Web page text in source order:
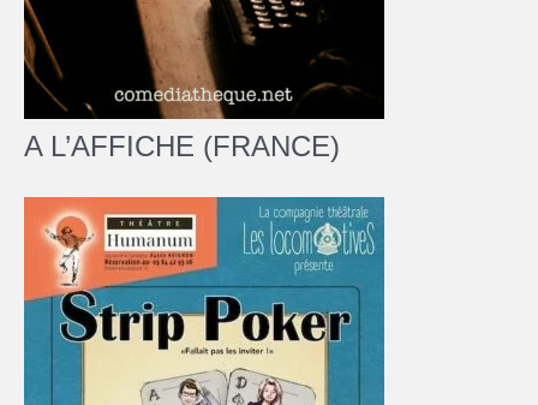
A L’AFFICHE (FRANCE)